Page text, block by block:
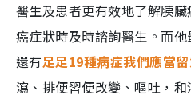
醫生及患者更有效地了解胰
癌症狀時及時諮詢醫生。而
還有足足19種病症我們應當
瀉、排便習便改變、嘔吐，和